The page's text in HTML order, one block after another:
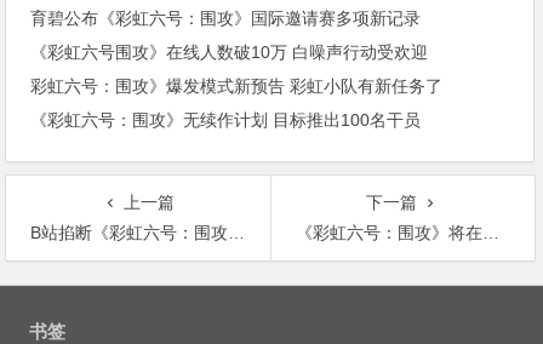
育碧公布《彩虹六号：围攻》国际邀请赛多项新记录
《彩虹六号围攻》在线人数破10万 白噪声行动受欢迎
彩虹六号：围攻》爆发模式新预告 彩虹小队有新任务了
《彩虹六号：围攻》无续作计划 目标推出100名干员
上一篇
B站掐断《彩虹六号：围攻》育碧官方直播：版权问题 网友笑称最惨官方
下一篇
《彩虹六号：围攻》将在本月开启免费周末活动
文
书签